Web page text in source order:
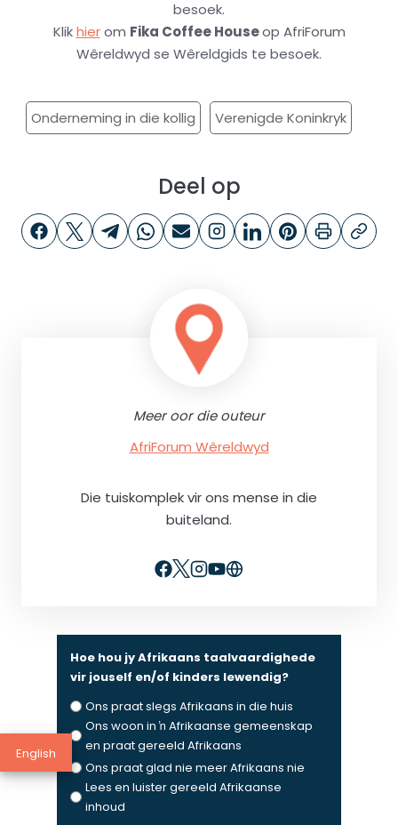
besoek.
Klikhierom Fika Coffee Houseop AfriForum
Wêreldwyd se Wêreldgids te besoek.
Onderneming in die kollig Verenigde Koninkryk
Deel op
Meer oor die outeur
AfriForum Wêreldwyd
Die tuiskomplek vir ons mense in die
buiteland.
Hoe hou jy Afrikaans taalvaardighede
vir jouself en/of kinders lewendig?
Ons praat slegs Afrikaans in die huis
Ons woon in ŉ Afrikaanse gemeenskap
en praat gereeld Afrikaans
Ons praat glad nie meer Afrikaans nie
Lees en luister gereeld Afrikaanse
inhoud
English